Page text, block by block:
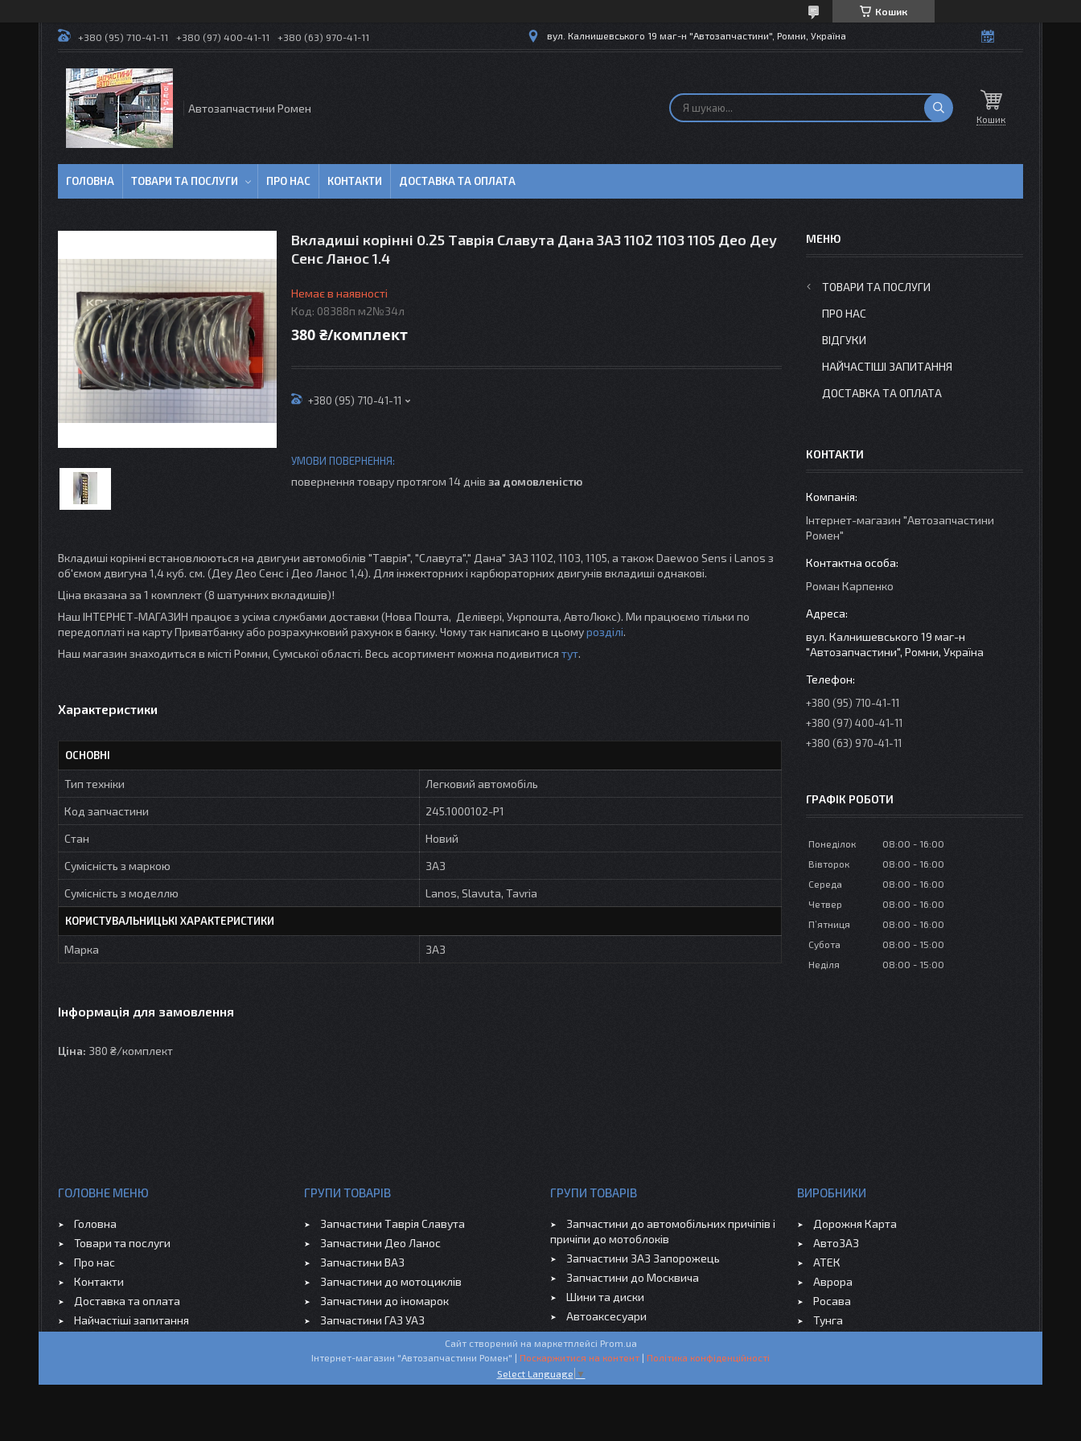
Кошик
+380 (95) 710-41-11 +380 (97) 400-41-11 +380 (63) 970-41-11 вул. Калнишевського 19 маг-н "Автозапчастини", Ромни, Україна
Автозапчастини Ромен
Кошик
ГОЛОВНА ТОВАРИ ТА ПОСЛУГИ ПРО НАС КОНТАКТИ ДОСТАВКА ТА ОПЛАТА
Вкладиші корінні 0.25 Таврія Славута Дана ЗАЗ 1102 1103 1105 Део Деу
Сенс Ланос 1.4
Немає в наявності
Код: 08388п м2№34л
380 ₴/комплект
+380 (95) 710-41-11
повернення товару протягом 14 днів за домовленістю
Вкладиші корінні встановлюються на двигуни автомобілів "Таврія", "Славута"," Дана" ЗАЗ 1102, 1103, 1105, а також Daewoo Sens і Lanos з
об'ємом двигуна 1,4 куб. см. (Деу Део Сенс і Део Ланос 1,4). Для інжекторних і карбюраторних двигунів вкладиші однакові.
Ціна вказана за 1 комплект (8 шатунних вкладишів)!
Наш ІНТЕРНЕТ-МАГАЗИН працює з усіма службами доставки (Нова Пошта, Делівері, Укрпошта, АвтоЛюкс). Ми працюємо тільки по
передоплаті на карту Приватбанку або розрахунковий рахунок в банку. Чому так написано в цьомурозділі.
Наш магазин знаходиться в місті Ромни, Сумської області. Весь асортимент можна подивитися тут.
Характеристики
ОСНОВНІ
Тип техніки
Легковий автомобіль
Код запчастини
245.1000102-Р1
Стан
Новий
Сумісність з маркою
ЗАЗ
Сумісність з моделлю
Lanos, Slavuta, Tavria
КОРИСТУВАЛЬНИЦЬКІ ХАРАКТЕРИСТИКИ
Марка ЗАЗ
Інформація для замовлення
Ціна: 380 ₴/комплект
ТОВАРИ ТА ПОСЛУГИ
ПРО НАС
ВІДГУКИ
НАЙЧАСТІШІ ЗАПИТАННЯ
ДОСТАВКА ТА ОПЛАТА
КОНТАКТИ
Інтернет-магазин "Автозапчастини
Ромен"
Роман Карпенко
вул. Калнишевського 19 маг-н
"Автозапчастини", Ромни, Україна
+380 (95) 710-41-11
+380 (97) 400-41-11
+380 (63) 970-41-11
ГРАФІК РОБОТИ
Понеділок 08:00
16:00
Вівторок
08:00
16:00
Середа
08:00
16:00
Четвер
08:00
16:00
Пʼятниця
08:00
16:00
Субота
08:00
15:00
Неділя
08:00 15:00
ГОЛОВНЕ МЕНЮ
Головна
Товари та послуги
Про нас
Контакти
Доставка та оплата
Найчастіші запитання
ГРУПИ ТОВАРІВ
Запчастини Таврія Славута
Запчастини Део Ланос
Запчастини ВАЗ
Запчастини до мотоциклів
Запчастини до іномарок
Запчастини ГАЗ УАЗ
ГРУПИ ТОВАРІВ
Запчастини до автомобільних причіпів і
причіпи до мотоблоків
Запчастини ЗАЗ Запорожець
Запчастини до Москвича
Шини та диски
Автоаксесуари
ВИРОБНИКИ
Дорожня Карта
АвтоЗАЗ
АТЕК
Аврора
Росава
Тунга
Сайт створений на маркетплейсі Prom.ua
Інтернет-магазин "Автозапчастини Ромен" | Поскаржитися на контент | Політика конфіденційності
Select Language ▼